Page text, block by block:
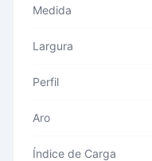
Medida
Largura
Perfil
Aro
Índice de Carga